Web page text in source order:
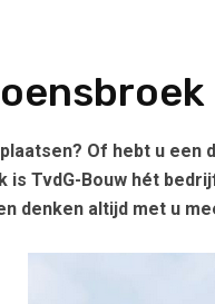
Of hebt u
is TvdG-Bouw hét
denken altijd met u